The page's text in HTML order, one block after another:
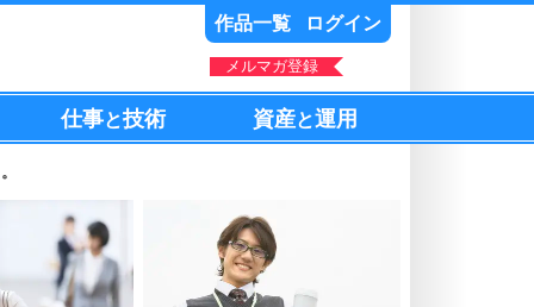
作品一覧 ログイン
メルマガ登録
仕事と技術 資産と運用